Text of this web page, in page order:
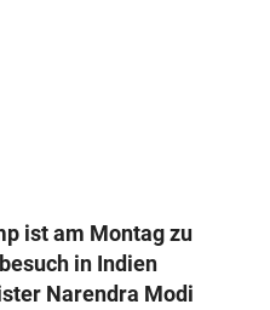
ist am Montag zu
in Indien
Narendra Modi